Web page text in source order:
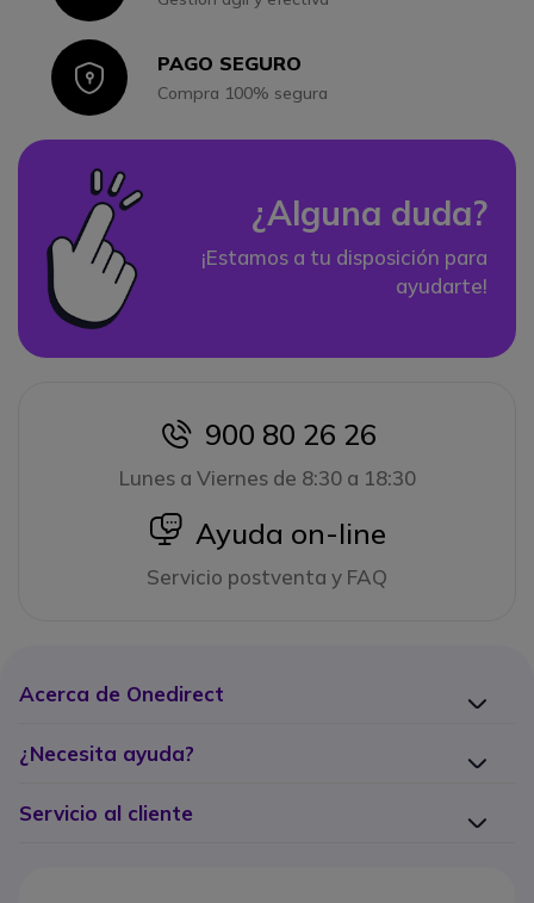
IconPAGO SEGURO
Compra 100% segura
¿Alguna duda?
¡Estamos a tu disposición para
ayudarte!
icon
900 80 26 26
Lunes a Viernes de 8:30 a 18:30
icon
Ayuda on-line
Servicio postventa y FAQ
Acerca de Onedirect
¿Necesita ayuda?
Servicio al cliente